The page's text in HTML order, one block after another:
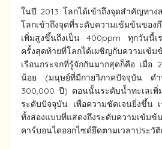
ในปี 2013 โลกได้เข้าถึงจุดสำคัญทา
โลกเข้าถึงจุดที่ระดับความเข้มข้นของ
เพิ่มสูงขึ้นถึงเป็น 400ppm ทุกวันนี้เ
ครั้งสุดท้ายที่โลกได้เผชิญกับความเข้
เรือนกระจกที่รู้จักกันมากสุดก็คือ เมื่อ
น้อย (มนุษย์ที่มีกายวิภาคปัจจุบัน ดำร
300,000 ปี) ตอนนั้นระดับน้ำทะเลเพิ่
ระดับปัจจุบัน เพื่อความชัดเจนยิ่งขึ้น
ทั้งสองแบบที่แสดงถึงระดับความเข้มข้
คาร์บอนไดออกไซด์ยึดตามเวลาประวั